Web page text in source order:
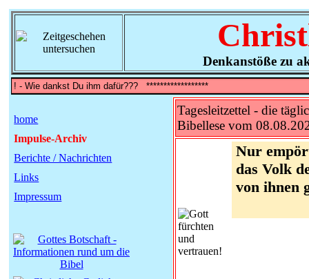
Denkanstöße zu
home
Impulse-Archiv
Berichte / Nachrichten
Links
Impressum
Tagesleitzettel - die
Bibellese vom
Nur
das Volk
von ihnen